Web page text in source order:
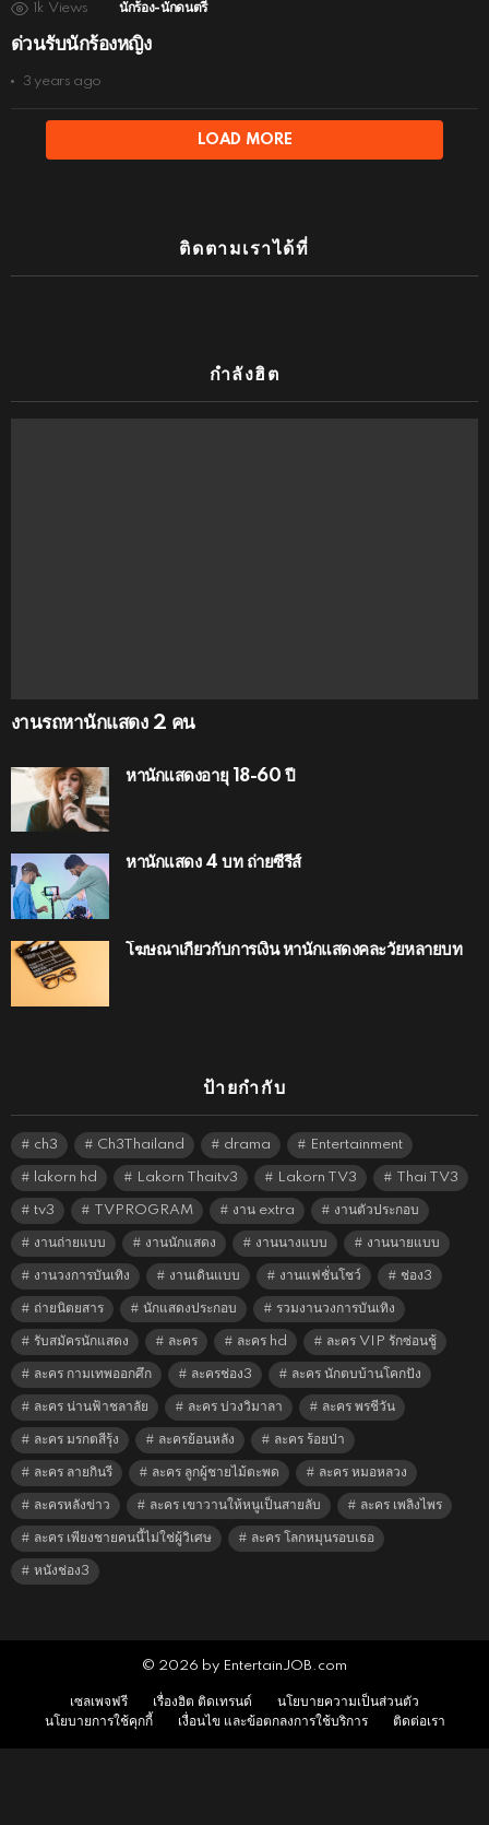
1k Views นักร้อง-นักดนตรี
ด่วนรับนักร้องหญิง
3 years ago
LOAD MORE
ติดตามเราได้ที่
กำลังฮิต
งานรถหานักแสดง 2 คน
หานักแสดงอายุ 18-60 ปี
หานักแสดง 4 บท ถ่ายซีรีส์
โฆษณาเกี่ยวกับการเงิน หานักแสดงคละวัยหลายบท
ป้ายกำกับ
ch3 Ch3Thailand drama Entertainment
lakorn hd Lakorn Thaitv3 Lakorn TV3 Thai TV3
tv3 TVPROGRAM งาน extra งานตัวประกอบ
งานถ่ายแบบ งานนักแสดง งานนางแบบ งานนายแบบ
งานวงการบันเทิง งานเดินแบบ งานแฟชั่นโชว์ ช่อง3
ถ่ายนิตยสาร นักแสดงประกอบ รวมงานวงการบันเทิง
รับสมัครนักแสดง ละคร ละคร hd ละคร VIP รักซ่อนชู้
ละคร กามเทพออกศึก ละครช่อง3 ละคร นักตบบ้านโคกปัง
ละคร น่านฟ้าชลาลัย ละคร บ่วงวิมาลา ละคร พรชีวัน
ละคร มรกตสีรุ้ง ละครย้อนหลัง ละคร ร้อยป่า
ละคร ลายกินรี ละคร ลูกผู้ชายไม้ตะพด ละคร หมอหลวง
ละครหลังข่าว ละคร เขาวานให้หนูเป็นสายลับ ละคร เพลิงไพร
ละคร เพียงชายคนนี้ไม่ใช่ผู้วิเศษ ละคร โลกหมุนรอบเธอ
หนังช่อง3
© 2026 by EntertainJOB.com
เซลเพจฟรี เรื่องฮิต ติดเทรนด์
นโยบายความเป็นส่วนตัว
นโยบายการใช้คุกกี้
เงื่อนไข และข้อตกลงการใช้บริการ ติดต่อเรา